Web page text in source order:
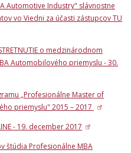
Automotive Industry" slávnostne
vo Viedni za účasti zástupcov TU
o medzinárodnom
Automobilového priemyslu - 30.
„Profesionálne Master of
priemyslu" 2015 – 2017
- 19. december 2017
štúdia Profesionálne MBA